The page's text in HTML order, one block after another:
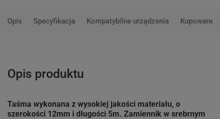
Opis Specyfikacja Kompatybilne urządzenia Kupowane
Opis produktu
Taśma wykonana z wysokiej jakości materiału, o
szerokości 12mm i długości 5m. Zamiennik w srebrnym